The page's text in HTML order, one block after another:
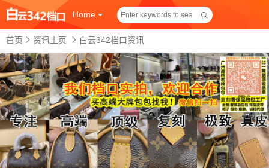
Home
首页 资讯主页 白云342档口资讯